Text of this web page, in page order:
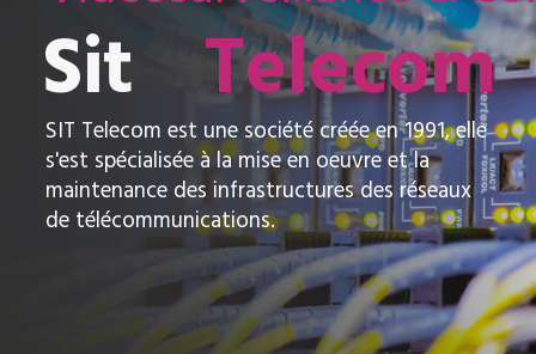
Sit Telecom
SIT Telecom est une société créée en 1991, elle
s'est spécialisée à la mise en oeuvre et la
maintenance des infrastructures des réseaux
de télécommunications.